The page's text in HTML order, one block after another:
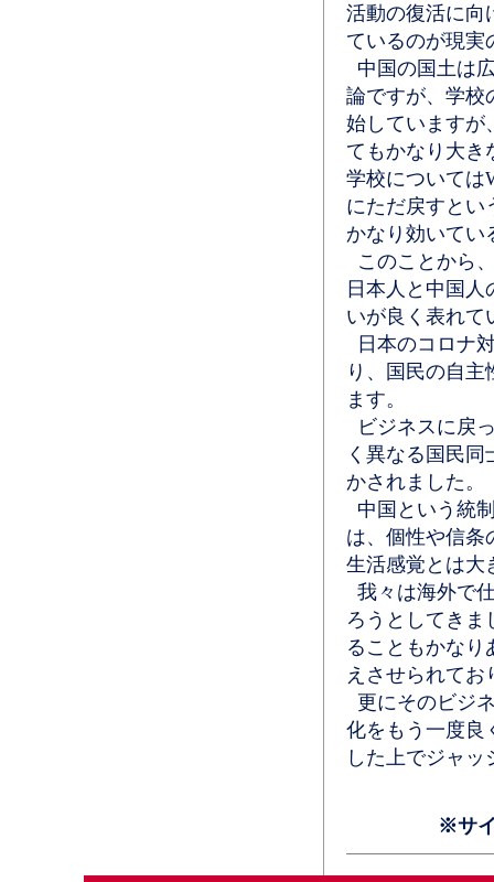
活動の復活に向
ているのが現実
中国の国土は
論ですが、学校
始していますが
てもかなり大き
学校については
にただ戻すとい
かなり効いてい
このことから
日本人と中国
いが良く表れて
日本のコロナ
り、国民の自
ます。
ビジネスに戻
く異なる国民
かされました。
中国という統
は、個性や信条
生活感覚とは大
我々は海外で
ろうとしてきま
ることもかなり
えさせられてお
更にそのビジ
化をもう一度良
した上でジャ
※サ